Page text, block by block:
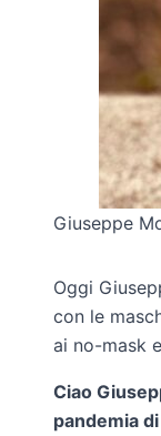
Giuseppe
Oggi
con le
ai no-mask
Ciao
pandemia